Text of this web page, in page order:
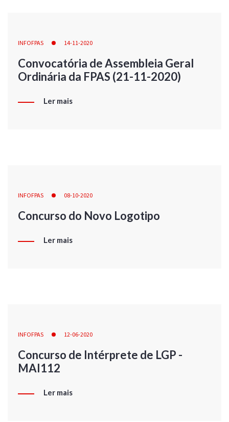
INFOFPAS 14-11-2020
Convocatória de Assembleia Geral
Ordinária da FPAS (21-11-2020)
Ler mais
INFOFPAS 08-10-2020
Concurso do Novo Logotipo
Ler mais
INFOFPAS 12-06-2020
Concurso de Intérprete de LGP -
MAI112
Ler mais